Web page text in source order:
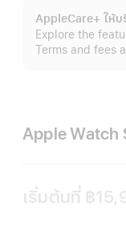
AppleCare+ ให้บ
Explore the
Terms and fees
Apple Watch
เริ่มต้นที่ ฿